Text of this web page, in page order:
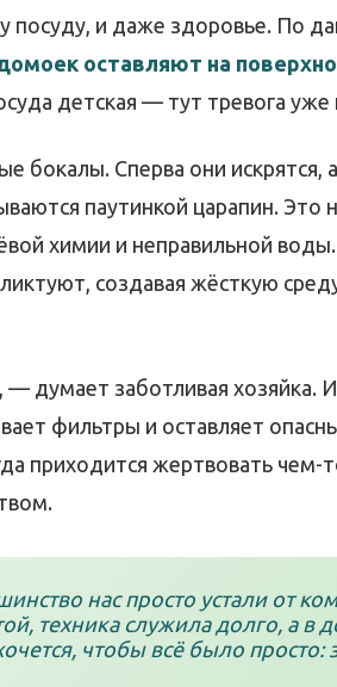
посуду, и даже здоровье. По
оставляют на
детская — тут тревога уже
бокалы. Сперва они искрятся,
паутинкой царапин. Это
химии и неправильной воды.
создавая жёсткую
думает заботливая хозяйка.
фильтры и оставляет
приходится жертвовать чем-
нас просто устали от
техника служила долго, а в
чтобы всё было просто: